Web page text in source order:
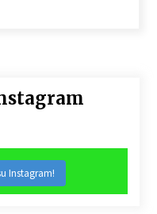
Instagram!